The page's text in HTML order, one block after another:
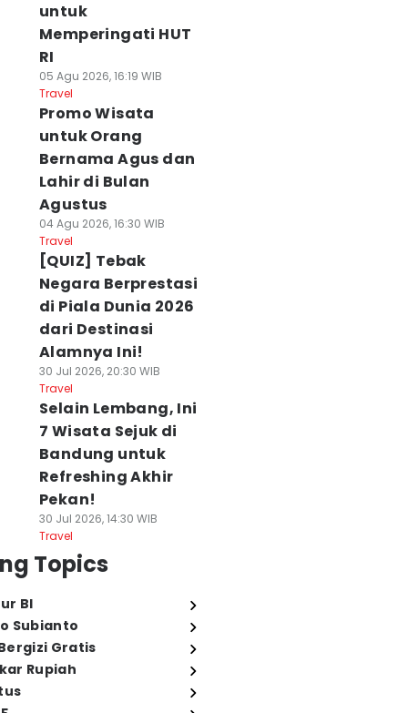
untuk
Memperingati HUT
RI
05 Agu 2026, 16:19 WIB
Travel
Promo Wisata
untuk Orang
Bernama Agus dan
Lahir di Bulan
Agustus
04 Agu 2026, 16:30 WIB
Travel
[QUIZ] Tebak
Negara Berprestasi
di Piala Dunia 2026
dari Destinasi
Alamnya Ini!
30 Jul 2026, 20:30 WIB
Travel
Selain Lembang, Ini
7 Wisata Sejuk di
Bandung untuk
Refreshing Akhir
Pekan!
30 Jul 2026, 14:30 WIB
Travel
Topics
BI
Subianto
Gratis
Rupiah